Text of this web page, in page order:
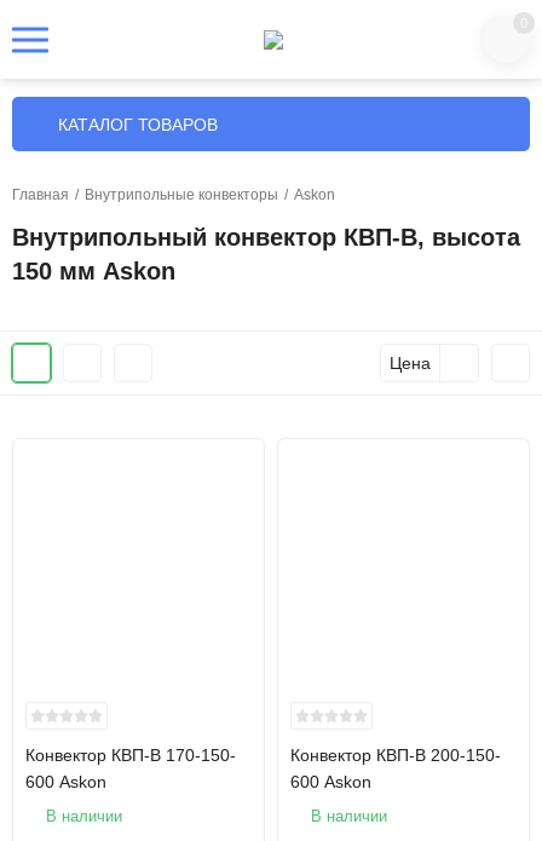
0
КАТАЛОГ ТОВАРОВ
Главная / Внутрипольные конвекторы / Askon
Внутрипольный конвектор КВП-В, высота
150 мм Askon
Цена
Конвектор КВП-В 170-150-
600 Askon
В наличии
Конвектор КВП-В 200-150-
600 Askon
В наличии